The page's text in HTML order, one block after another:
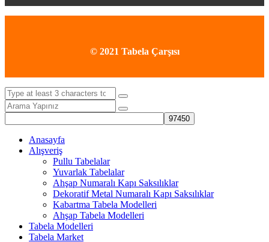
© 2021 Tabela Çarşısı
Anasayfa
Alışveriş
Pullu Tabelalar
Yuvarlak Tabelalar
Ahşap Numaralı Kapı Saksılıklar
Dekoratif Metal Numaralı Kapı Saksılıklar
Kabartma Tabela Modelleri
Ahşap Tabela Modelleri
Tabela Modelleri
Tabela Market